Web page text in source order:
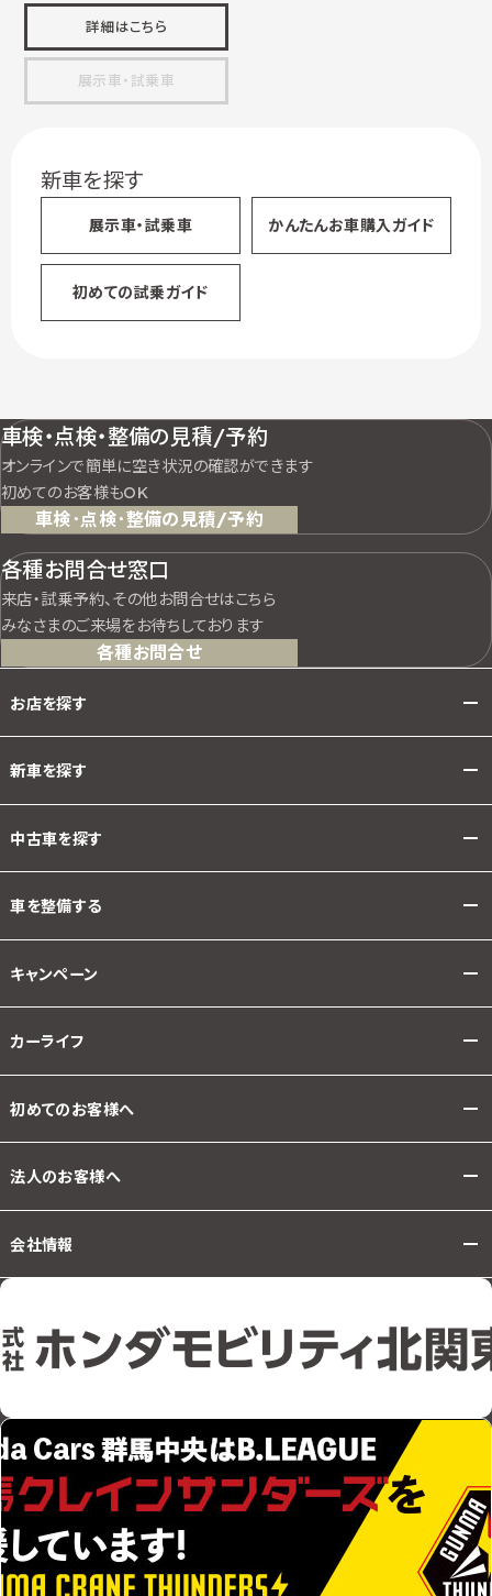
詳細はこちら
展示車・試乗車
新車を探す
展示車・試乗車 かんたんお車購入ガイド
初めての試乗ガイド
車検・点検・整備の見積/予約
オンラインで簡単に空き状況の確認ができます
初めてのお客様もOK
車検･点検･整備の見積/予約
各種お問合せ窓口
来店・試乗予約、その他お問合せはこちら
みなさまのご来場をお待ちしております
各種お問合せ
お店を探す
新車を探す
中古車を探す
車を整備する
キャンペーン
カーライフ
初めてのお客様へ
法人のお客様へ
会社情報